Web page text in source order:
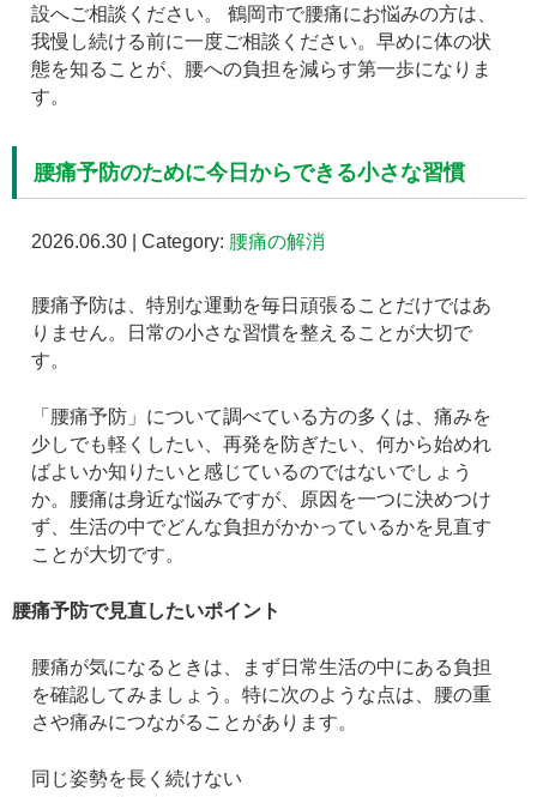
設へご相談ください。 鶴岡市で腰痛にお悩みの方は、
我慢し続ける前に一度ご相談ください。早めに体の状
態を知ることが、腰への負担を減らす第一歩になりま
す。
腰痛予防のために今日からできる小さな習慣
2026.06.30 | Category: 腰痛の解消
腰痛予防は、特別な運動を毎日頑張ることだけではあ
りません。日常の小さな習慣を整えることが大切で
す。
「腰痛予防」について調べている方の多くは、痛みを
少しでも軽くしたい、再発を防ぎたい、何から始めれ
ばよいか知りたいと感じているのではないでしょう
か。腰痛は身近な悩みですが、原因を一つに決めつけ
ず、生活の中でどんな負担がかかっているかを見直す
ことが大切です。
腰痛予防で見直したいポイント
腰痛が気になるときは、まず日常生活の中にある負担
を確認してみましょう。特に次のような点は、腰の重
さや痛みにつながることがあります。
同じ姿勢を長く続けない